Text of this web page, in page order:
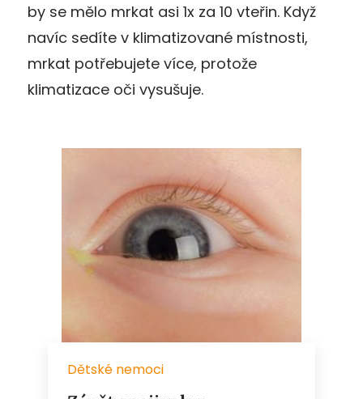
by se mělo mrkat asi 1x za 10 vteřin. Když
navíc sedíte v klimatizované místnosti,
mrkat potřebujete více, protože
klimatizace oči vysušuje.